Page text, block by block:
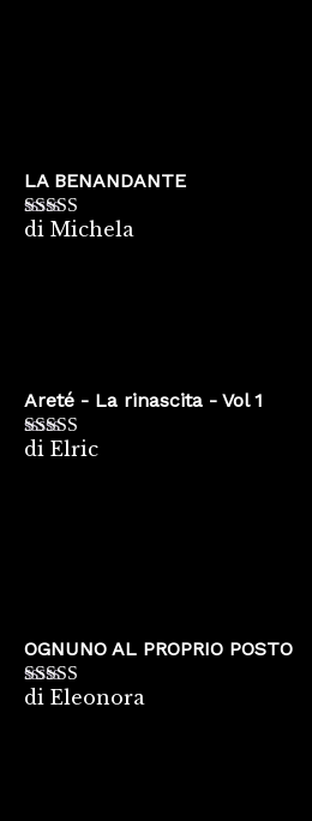
LA BENANDANTE
Valutato5su
di Michela
Areté - La rinascita - Vol 1
Valutato5
di Elric
OGNUNO AL PROPRIO POSTO
Valutato5su
di Eleonora